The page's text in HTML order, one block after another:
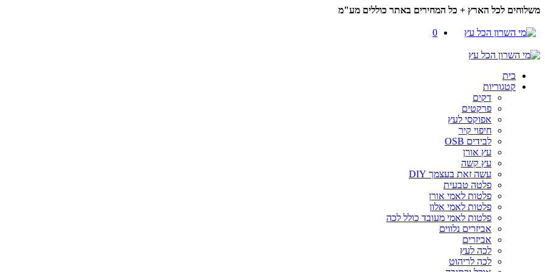
משלוחים לכל הארץ + כל המחירים באתר כוללים מע"מ
0
בית
קטגוריות
דקים
פרקטים
אפוקסי לעץ
חיפוי קיר
לבידים OSB
עץ אורן
עץ קשה
עשה זאת בעצמך DIY
פלטה טבעית
פלטות לאמי אורן
פלטות לאמי אלון
פלטות לאמי מעובד כולל לכה
אביזרים נלווים
אביזרים
לכה לעץ
לכה לריהוט